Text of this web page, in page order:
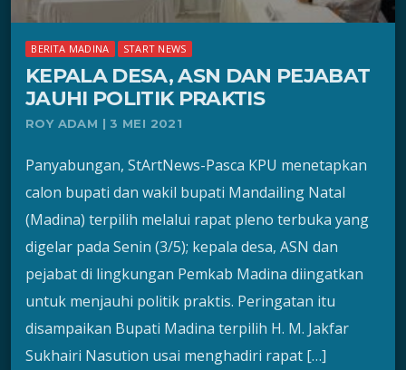
BERITA MADINA START NEWS
KEPALA DESA, ASN DAN PEJABAT
JAUHI POLITIK PRAKTIS
ROY ADAM | 3 MEI 2021
Panyabungan, StArtNews-Pasca KPU menetapkan
calon bupati dan wakil bupati Mandailing Natal
(Madina) terpilih melalui rapat pleno terbuka yang
digelar pada Senin (3/5); kepala desa, ASN dan
pejabat di lingkungan Pemkab Madina diingatkan
untuk menjauhi politik praktis. Peringatan itu
disampaikan Bupati Madina terpilih H. M. Jakfar
Sukhairi Nasution usai menghadiri rapat […]